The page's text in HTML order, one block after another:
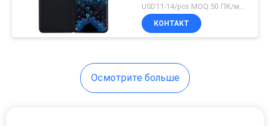
волокна углерода
волокна углерода n
находки Oppo
USD11-14/pcs MOQ:50 ПК/модель/цвет
КОНТАКТ
Осмотрите больше